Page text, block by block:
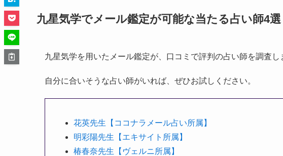
九星気学でメール鑑定が可能な当たる占い師4選
九星気学を用いたメール鑑定が、口コミで評判の占い師を調査し
自分に合いそうな占い師がいれば、ぜひお試しください。
花英先生【ココナラメール占い所属】
明彩陽先生【エキサイト所属】
椿春奈先生【ヴェルニ所属】